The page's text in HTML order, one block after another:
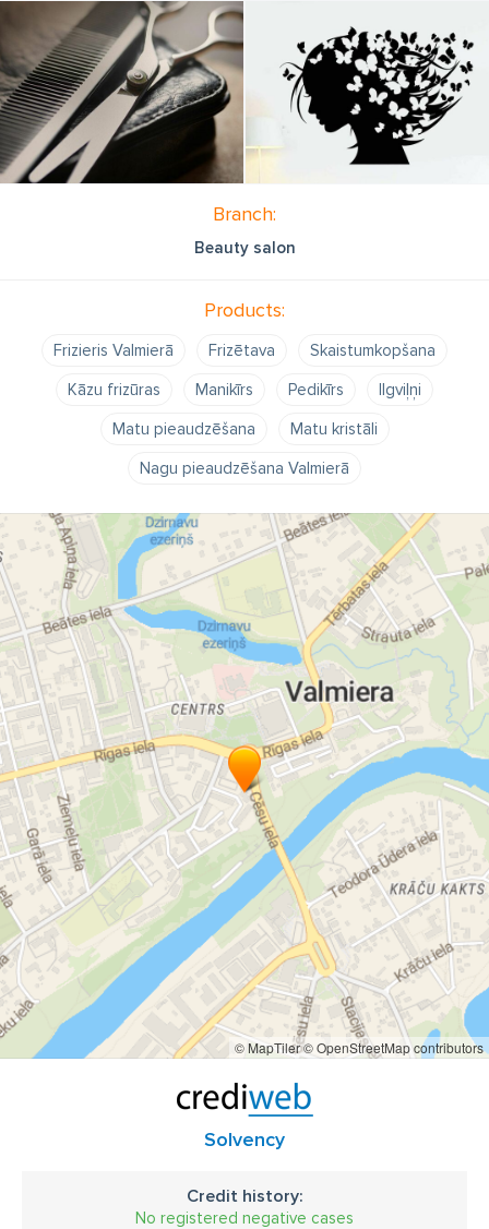
Branch:
Beauty salon
Products:
Frizieris Valmierā Frizētava
Skaistumkopšana
Kāzu frizūras
Manikīrs Pedikīrs
Ilgviļņi
Matu pieaudzēšana
Matu kristāli
Nagu pieaudzēšana Valmierā
© MapTiler© OpenStreetMap contributors
Solvency
Credit history:
No registered negative cases